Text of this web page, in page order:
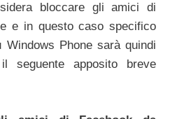
bloccare gli amici di
e in questo caso specifico
Phone sarà quindi
seguente apposito breve